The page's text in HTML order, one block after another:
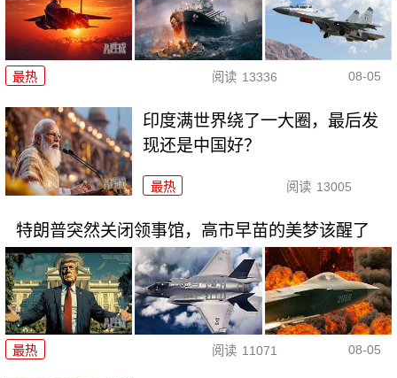
最热 阅读 13336 08-05
印度满世界绕了一大圈，最后发
现还是中国好？
最热 阅读 13005
特朗普突然关闭领事馆，高市早苗的美梦该醒了
最热 阅读 11071 08-05